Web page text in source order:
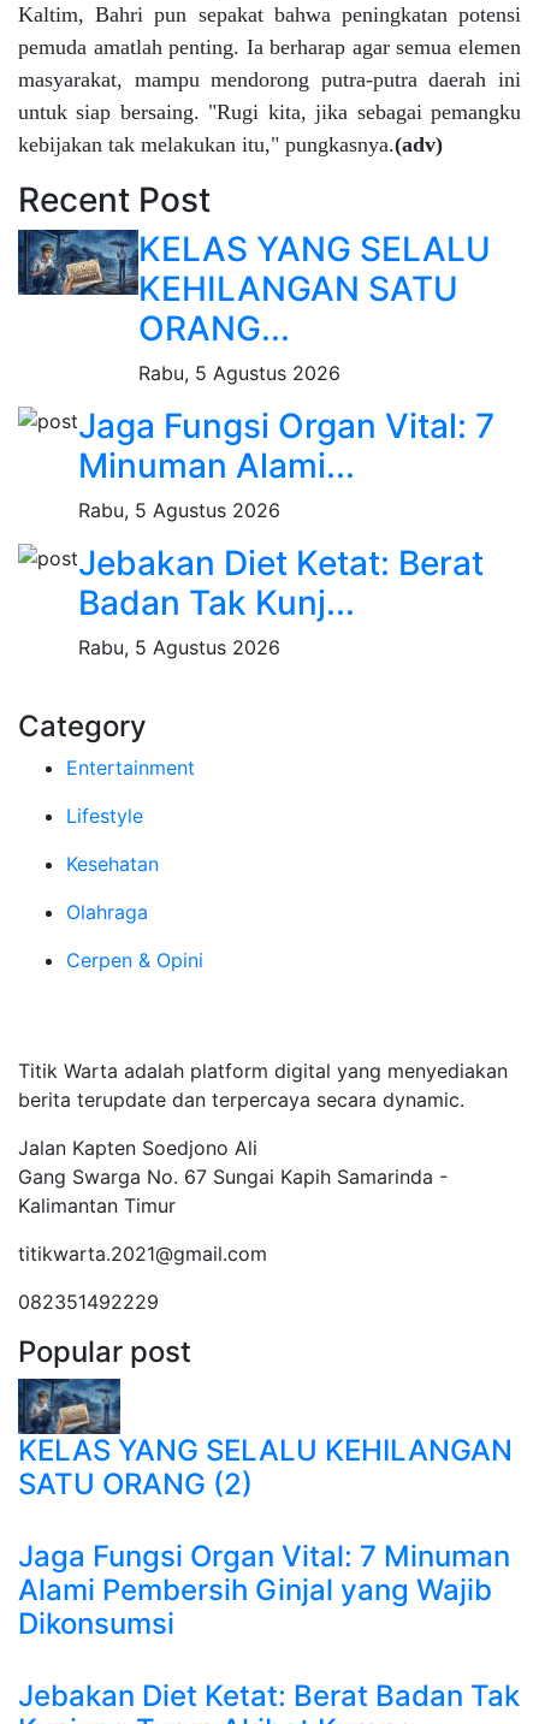
Kaltim, Bahri pun sepakat bahwa peningkatan potensi
pemuda amatlah penting. Ia berharap agar semua elemen
masyarakat, mampu mendorong putra-putra daerah ini
untuk siap bersaing. "Rugi kita, jika sebagai pemangku
kebijakan tak melakukan itu," pungkasnya.(adv)
Recent Post
KELAS YANG SELALU
KEHILANGAN SATU
ORANG...
Rabu, 5 Agustus 2026
Jaga Fungsi Organ Vital: 7
Minuman Alami...
Rabu, 5 Agustus 2026
Jebakan Diet Ketat: Berat
Badan Tak Kunj...
Rabu, 5 Agustus 2026
Category
Entertainment
Lifestyle
Kesehatan
Olahraga
Cerpen & Opini
Titik Warta adalah platform digital yang menyediakan
berita terupdate dan terpercaya secara dynamic.
Jalan Kapten Soedjono Ali
Gang Swarga No. 67 Sungai Kapih Samarinda -
Kalimantan Timur
titikwarta.2021@gmail.com
082351492229
Popular post
KELAS YANG SELALU KEHILANGAN
SATU ORANG (2)
Jaga Fungsi Organ Vital: 7 Minuman
Alami Pembersih Ginjal yang Wajib
Dikonsumsi
Jebakan Diet Ketat: Berat Badan Tak